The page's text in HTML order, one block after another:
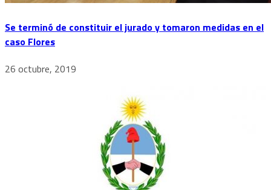
Se terminó de constituir el jurado y tomaron medidas en el
caso Flores
26 octubre, 2019